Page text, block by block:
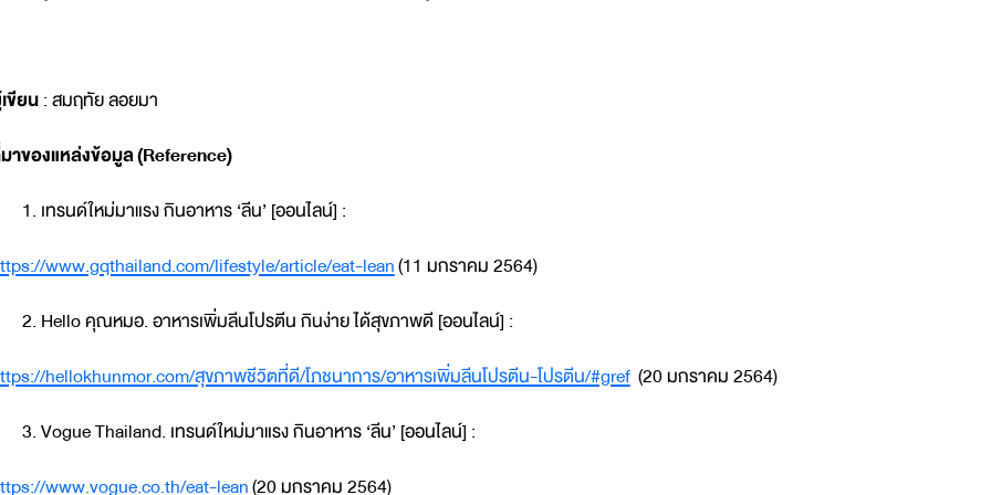
ขียน: สมฤทัย ลอยมา
าของแหล่งข้อมูล(Reference)
เทรนด์ใหม่มาแรง กินอาหาร ‘ลีน’ [ออนไลน์] :
www.gqthailand.com/lifestyle/article/eat-lean(11 มกราคม 2564)
Hello คุณหมอ. อาหารเพิ่มลีนโปรตีน กินง่าย ได้สุขภาพดี [ออนไลน์] :
hellokhunmor.com/สุขภาพชีวิตที่ดี/โภชนาการ/อาหารเพิ่มลีนโปรตีน-โปรตีน/#gref(20 มกราคม 2564)
Vogue Thailand. เทรนด์ใหม่มาแรง กินอาหาร ‘ลีน’ [ออนไลน์] :
www.vogue.co.th/eat-lean(20 มกราคม 2564)